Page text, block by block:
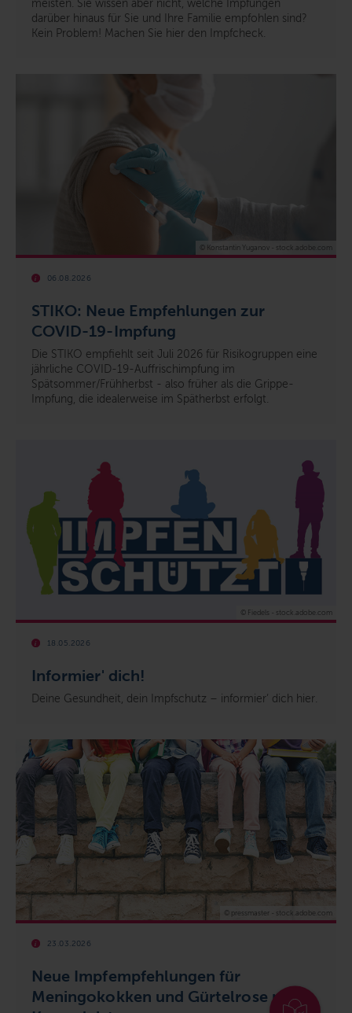
meisten. Sie wissen aber nicht, welche Impfungen
darüber hinaus für Sie und Ihre Familie empfohlen sind?
Kein Problem! Machen Sie hier den Impfcheck.
STIKO: Neue Empfehlungen zur
COVID-19-Impfung
06.08.2026
Die STIKO empfiehlt seit Juli 2026 für Risikogruppen eine
jährliche COVID-19-Auffrischimpfung im
Spätsommer/Frühherbst - also früher als die Grippe-
Impfung, die idealerweise im Spätherbst erfolgt.
© Konstantin Yuganov - stock.adobe.com
Informier' dich!
18.05.2026
Deine Gesundheit, dein Impfschutz – informier‘ dich hier.
© Fiedels - stock.adobe.com
Neue Impfempfehlungen für
Meningokokken und Gürtelrose nun
23.03.2026
© pressmaster - stock.adobe.com